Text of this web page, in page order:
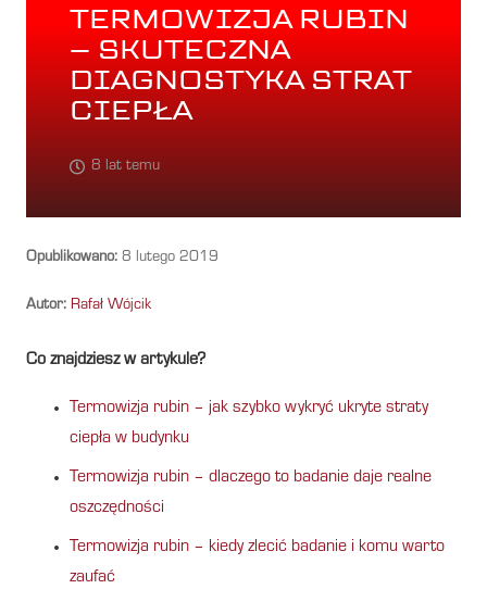
TERMOWIZJA RUBIN
– SKUTECZNA
DIAGNOSTYKA STRAT
CIEPŁA
8 lat temu
Opublikowano: 8 lutego 2019
Autor: Rafał Wójcik
Co znajdziesz w artykule?
Termowizja rubin – jak szybko wykryć ukryte straty
ciepła w budynku
Termowizja rubin – dlaczego to badanie daje realne
oszczędności
Termowizja rubin – kiedy zlecić badanie i komu warto
zaufać